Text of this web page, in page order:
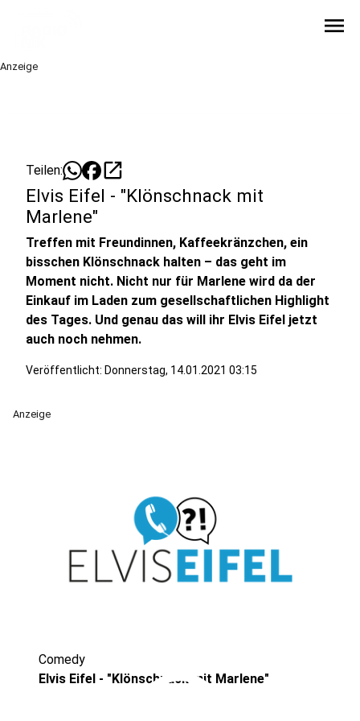
menu
Anzeige
Teilen: open_in_new
Elvis Eifel - "Klönschnack mit
Marlene"
Treffen mit Freundinnen, Kaffeekränzchen, ein
bisschen Klönschnack halten – das geht im
Moment nicht. Nicht nur für Marlene wird da der
Einkauf im Laden zum gesellschaftlichen Highlight
des Tages. Und genau das will ihr Elvis Eifel jetzt
auch noch nehmen.
Veröffentlicht: Donnerstag, 14.01.2021 03:15
Anzeige
Comedy
Elvis Eifel - "Klönschnack mit Marlene"